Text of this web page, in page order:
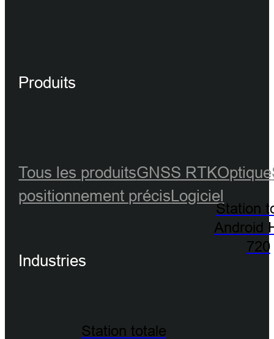
Station totale
Station
Android
720
Produits
Tous les produitsGNSS RTKOptique
positionnement précisLogiciel
Industries